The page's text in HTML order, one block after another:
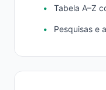
Tabela A–Z
Pesquisas e